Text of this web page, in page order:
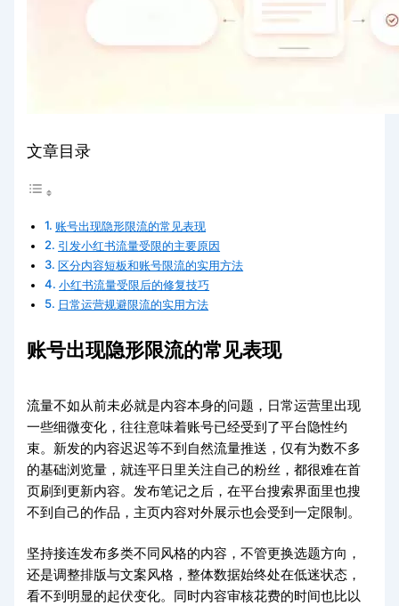
文章目录
账号出现隐形限流的常见表现
引发小红书流量受限的主要原因
区分内容短板和账号限流的实用方法
小红书流量受限后的修复技巧
日常运营规避限流的实用方法
账号出现隐形限流的常见表现
流量不如从前未必就是内容本身的问题，日常运营里出现
一些细微变化，往往意味着账号已经受到了平台隐性约
束。新发的内容迟迟等不到自然流量推送，仅有为数不多
的基础浏览量，就连平日里关注自己的粉丝，都很难在首
页刷到更新内容。发布笔记之后，在平台搜索界面里也搜
不到自己的作品，主页内容对外展示也会受到一定限制。
坚持接连发布多类不同风格的内容，不管更换选题方向，
还是调整排版与文案风格，整体数据始终处在低迷状态，
看不到明显的起伏变化。同时内容审核花费的时间也比以